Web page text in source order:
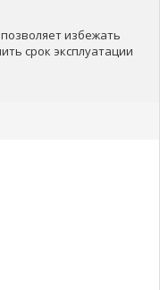
избежать
срок эксплуатации